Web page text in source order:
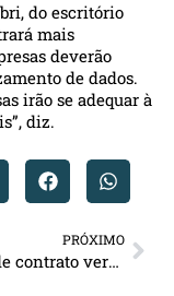
do escritório
mais
deverão
de dados.
irão se adequar à
diz.
PRÓXIMO
Quebra de contrato verbal que não ocasionou prejuízo afasta reparação material